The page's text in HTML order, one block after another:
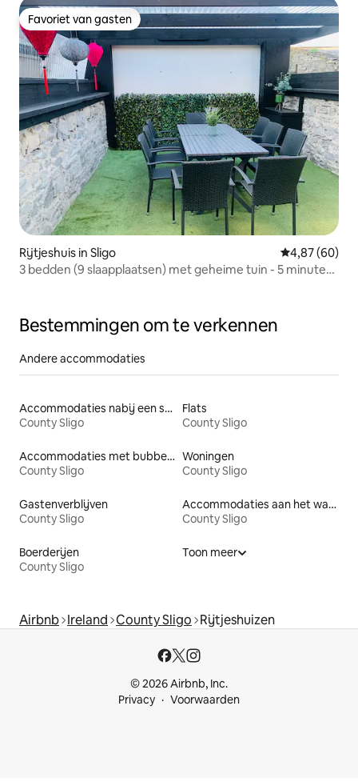
Favoriet van gasten
Favoriet van gasten
Rijtjeshuis in Sligo Gemiddelde
4,87 (60)
3 bedden (9 slaapplaatsen) met geheime tuin - 5 minuten
Bestemmingen om te verkennen
Andere accommodaties
Accommodaties nabij een strand
County Sligo
Flats
County Sligo
Accommodaties met bubbelbad
County Sligo
Woningen
County Sligo
Gastenverblijven
County Sligo
Accommodaties aan het water
County Sligo
Boerderijen
County Sligo
Toon meer
Airbnb Ireland County Sligo Rijtjeshuizen
© 2026 Airbnb, Inc.
Privacy
Voorwaarden